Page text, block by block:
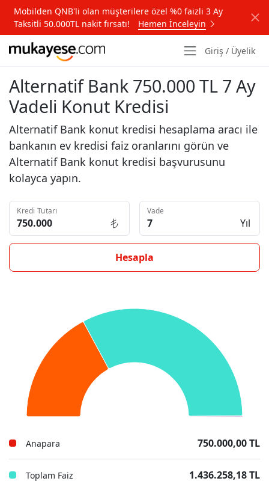
Mobilden QNB'li olan müşterilere özel %0 faizli 3 Ay
Taksitli 50.000TL nakit fırsatı!
Hemen İnceleyin
Giriş / Üyelik
Alternatif Bank 750.000 TL 7 Ay
Vadeli Konut Kredisi
Alternatif Bank konut kredisi hesaplama aracı ile
bankanın ev kredisi faiz oranlarını görün ve
Alternatif Bank konut kredisi başvurusunu
kolayca yapın.
Kredi Tutarı Vade
Yıl
Hesapla
Anapara 750.000,00 TL
Toplam Faiz 1.436.258,18 TL